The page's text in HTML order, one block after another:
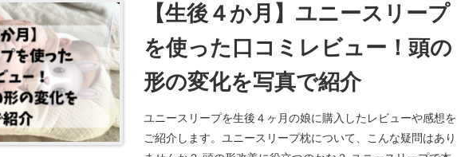
【生後４か月】ユニースリープ
を使った口コミレビュー！頭の
形の変化を写真で紹介
ユニースリープを生後４ヶ月の娘に購入したレビューや感想を
ご紹介します。ユニースリープ枕について、こんな疑問はあり